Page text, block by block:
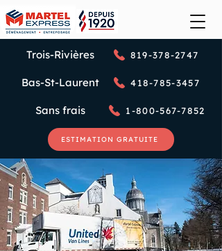
Trois-Rivières 819-378-2747
Bas-St-Laurent 418-785-3457
Sans frais 1-800-567-7852
ESTIMATION GRATUITE